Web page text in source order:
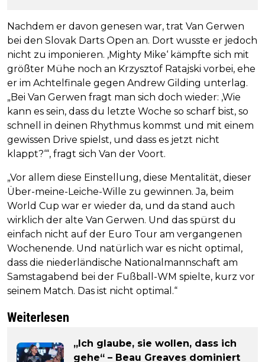
Nachdem er davon genesen war, trat Van Gerwen
bei den Slovak Darts Open an. Dort wusste er jedoch
nicht zu imponieren. ‚Mighty Mike‘ kämpfte sich mit
größter Mühe noch an Krzysztof Ratajski vorbei, ehe
er im Achtelfinale gegen Andrew Gilding unterlag.
„Bei Van Gerwen fragt man sich doch wieder: ‚Wie
kann es sein, dass du letzte Woche so scharf bist, so
schnell in deinen Rhythmus kommst und mit einem
gewissen Drive spielst, und dass es jetzt nicht
klappt?‘“, fragt sich Van der Voort.
„Vor allem diese Einstellung, diese Mentalität, dieser
Über-meine-Leiche-Wille zu gewinnen. Ja, beim
World Cup war er wieder da, und da stand auch
wirklich der alte Van Gerwen. Und das spürst du
einfach nicht auf der Euro Tour am vergangenen
Wochenende. Und natürlich war es nicht optimal,
dass die niederländische Nationalmannschaft am
Samstagabend bei der Fußball-WM spielte, kurz vor
seinem Match. Das ist nicht optimal.“
Weiterlesen
„Ich glaube, sie wollen, dass ich
gehe“ – Beau Greaves dominiert